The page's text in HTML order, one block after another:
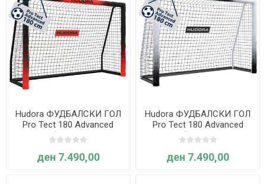
Hudora ФУДБАЛСКИ ГОЛ
Pro Tect 180 Advanced
Black (со заштитна
обвивка)
ден 7.490,00
Hudora ФУДБАЛСКИ ГОЛ
Pro Tect 180 Advanced
White (со заштитна
обвивка)
ден 7.490,00